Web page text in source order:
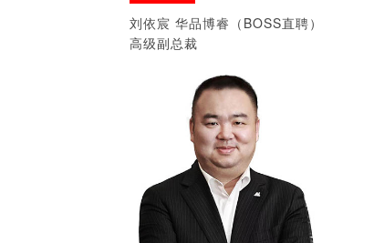
刘依宸 华品博睿（BOSS直聘）
高级副总裁